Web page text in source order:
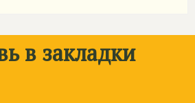
в закладки